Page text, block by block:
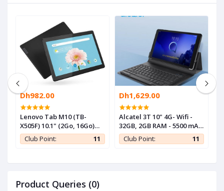
Dh982.00
Lenovo Tab M10 (TB-
X505F) 10.1" (2Go, 16Go)
Android 9 - Noir-sans
carte Sim
Club Point: 11
Dh1,629.00
Alcatel 3T 10" 4G- Wifi -
32GB, 2GB RAM - 5500 mAh
+ Clavier + Pochette +
Screen - Noir
Club Point: 11
Product Queries (0)